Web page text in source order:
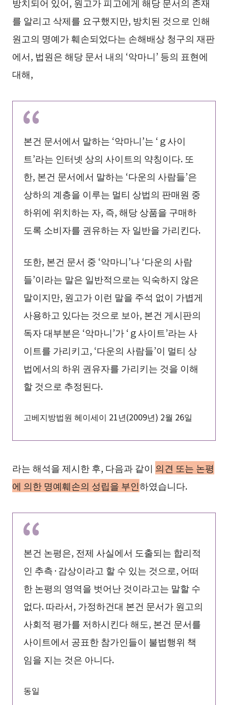
를 알리고 삭제를 요구했지만, 방치된 것으로 인해
원고의 명예가 훼손되었다는 손해배상 청구의 재판
에서, 법원은 해당 문서 내의 ‘악마니’ 등의 표현에
대해,
본건 문서에서 말하는 ‘악마니’는 ‘ｇ사이
트’라는 인터넷 상의 사이트의 약칭이다. 또
한, 본건 문서에서 말하는 ‘다운의 사람들’은
상하의 계층을 이루는 멀티 상법의 판매원 중
하위에 위치하는 자, 즉, 해당 상품을 구매하
도록 소비자를 권유하는 자 일반을 가리킨다.
또한, 본건 문서 중 ‘악마니’나 ‘다운의 사람
들’이라는 말은 일반적으로는 익숙하지 않은
말이지만, 원고가 이런 말을 주석 없이 가볍게
사용하고 있다는 것으로 보아, 본건 게시판의
독자 대부분은 ‘악마니’가 ‘ｇ사이트’라는 사
이트를 가리키고, ‘다운의 사람들’이 멀티 상
법에서의 하위 권유자를 가리키는 것을 이해
할 것으로 추정된다.
고베지방법원 헤이세이 21년(2009년) 2월 26일
라는 해석을 제시한 후, 다음과 같이 의견 또는 논평
에 의한 명예훼손의 성립을 부인하였습니다.
본건 논평은, 전제 사실에서 도출되는 합리적
인 추측·감상이라고 할 수 있는 것으로, 어떠
한 논평의 영역을 벗어난 것이라고는 말할 수
없다. 따라서, 가정하건대 본건 문서가 원고의
사회적 평가를 저하시킨다 해도, 본건 문서를
사이트에서 공표한 참가인들이 불법행위 책
임을 지는 것은 아니다.
동일